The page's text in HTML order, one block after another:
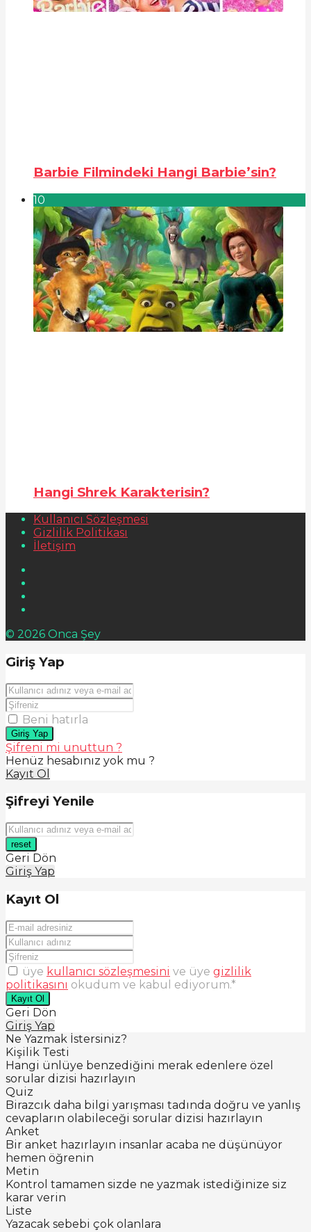
Barbie Filmindeki Hangi Barbie’sin?
10
Hangi Shrek Karakterisin?
Kullanıcı Sözleşmesi
Gizlilik Politikası
İletişim
© 2026 Onca Şey
Giriş Yap
Beni hatırla
Giriş Yap
Şifreni mi unuttun ?
Henüz hesabınız yok mu ?
Kayıt Ol
Şifreyi Yenile
reset
Geri Dön
Giriş Yap
Kayıt Ol
üye kullanıcı sözleşmesini ve üye gizlilik
politikasını okudum ve kabul ediyorum.*
Kayıt Ol
Geri Dön
Giriş Yap
Ne Yazmak İstersiniz?
Kişilik Testi
Hangi ünlüye benzediğini merak edenlere özel
sorular dizisi hazırlayın
Quiz
Birazcık daha bilgi yarışması tadında doğru ve yanlış
cevapların olabileceği sorular dizisi hazırlayın
Anket
Bir anket hazırlayın insanlar acaba ne düşünüyor
hemen öğrenin
Metin
Kontrol tamamen sizde ne yazmak istediğinize siz
karar verin
Liste
Yazacak sebebi çok olanlara